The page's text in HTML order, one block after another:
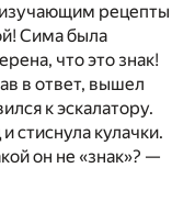
рецепты
Сима была
что это знак!
в ответ, вышел
к эскалатору.
стиснула кулачки.
он не «знак»? —